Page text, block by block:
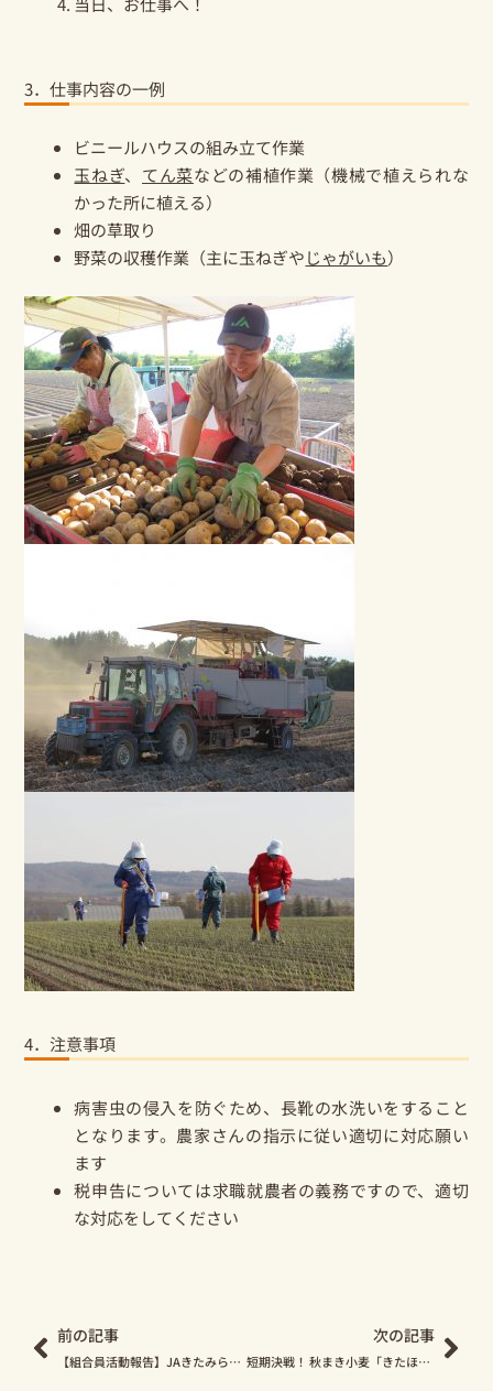
3．仕事内容の一例
ビニールハウスの組み立て作業
玉ねぎ、 てん菜などの補植作業（機械で植えられな
かった所に植える）
畑の草取り
野菜の収穫作業（主に玉ねぎやじゃがいも）
4．注意事項
病害虫の侵入を防ぐため、長靴の水洗いをすること
となります。農家さんの指示に従い適切に対応願い
ます
税申告については求職就農者の義務ですので、適切
な対応をしてください
前の記事
【組合員活動報告】JAきたみらい女性部が北見市内の子ども食堂に食材提供！
次の記事
短期決戦！ 秋まき小麦「きたほなみ」収穫の様子をご紹介します